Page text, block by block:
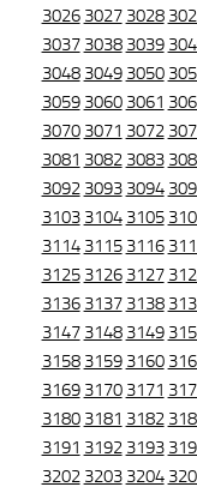
3026 3027 3028
3037 3038 3039
3048 3049 3050
3059 3060 3061
3070 3071 3072
3081 3082 3083
3092 3093 3094
3103 3104 3105
3114 3115 3116
3125 3126 3127
3136 3137 3138
3147 3148 3149
3158 3159 3160
3169 3170 3171
3180 3181 3182
3191 3192 3193
3202 3203 3204